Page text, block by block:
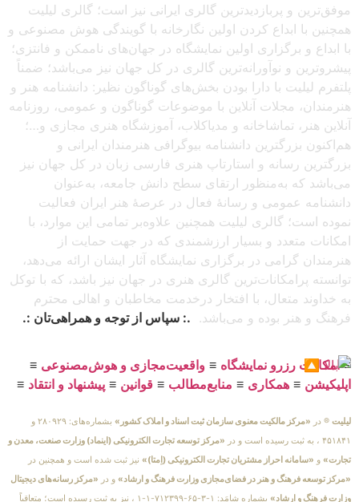
موفق‌ترین و پربازدیدترین گالری ایرانی نیز است؛ گالری لیلیت
همچنین با ابداع کردن اولین نگارخانه با گویندگی هوش مصنوعی و
با ابداع و برگزاری اولین نمایشگاه در جهان‌های ناممکن و فانتزی؛
پیشروترین و نوآورانه‌ترین گالری در کل جهان نیز می‌باشد؛ ضمناً
پلتفرم لیلیت با دارا بودن بخش‌های گوناگون نظیر: دانشنامه هنر و
هنرمندان، مجلات آنلاین با موضوعات گوناگون و عمومی، روزنامه
آنلاین هنر، تماشاخانه و مدیاکلاب، آموزشگاه هنری مجازی و…؛
هم‌اکنون بزرگترین دانشنامه بیوگرافی هنرمندان ایرانی و
بزرگترین رسانه و استارتاپ هنری فارسی زبان در کل جهان نیز
می‌باشد که به‌منظور ارتقای سطح دانش جامعه، به‌عنوان
دانشنامه عمومی و رسانهٔ فعال در عرصهٔ هنر ایران فعالیت
نموده است؛ گالری لیلیت همچنین علاوه‌بر تمامی این موارد، با
امکانات متعدد و بسیار ارزشمندی که در جهت حمایت از
هنرمندان گرامی در برگزاری نمایشگاه آثار ایشان ارائه می‌دهد،
توانسته پرامکانات‌ترین گالری هنری در جهان نیز باشد، که با توکل
به خداوند متعال، با افتخار درخدمت مخاطبان و اهالی محترم
فرهنگ و هنر بوده و می‌باشد. .: سپاس از توجه و همراهی‌تان :.
≡امکانات رزرو نمایشگاه ≡ واقعیت‌مجازی و هوش‌مصنوعی ≡
اپلیکیشن ≡ همکاری ≡ منابع‌مطالب ≡ قوانین ≡ پیشنهاد و انتقاد ≡
لیلیت ® در «مرکز مالکیت معنوی سازمان ثبت اسناد و املاک کشور»
بشماره‌های: ۲۸۰۹۲۹ و
۴۵۱۸۴۱ ، به ثبت رسیده است و در
«مرکز توسعه تجارت الکترونیکی (اینماد) وزارت صنعت، معدن و
تجارت» و «سامانه احراز مشتریان تجارت الکترونیکی (اِمتا)» نیز ثبت شده است و همچنین در
«مرکز توسعه فرهنگ و هنر در فضای‌مجازی وزارت فرهنگ و ارشاد» و در «مرکز رسانه‌های دیجیتال
وزارت فرهنگ و ارشاد»
بشماره شامَد: ۱-۳-۶۵-۷۱۲۳۹۹-۱-۱ ، نیز به ثبت رسیده است؛ متعاقباً